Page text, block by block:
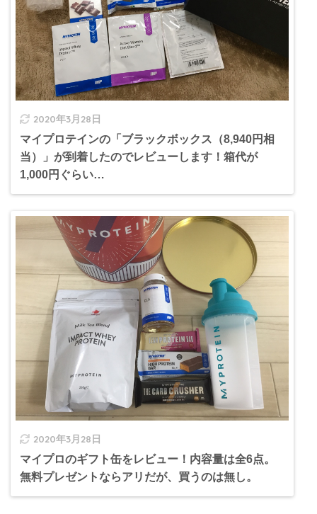
2020年3月28日
マイプロテインの「ブラックボックス（8,940円相
当）」が到着したのでレビューします！箱代が
1,000円ぐらい…
2020年3月28日
マイプロのギフト缶をレビュー！内容量は全6点。
無料プレゼントならアリだが、買うのは無し。